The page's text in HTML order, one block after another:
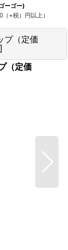
ーゴー)
（+税）円以上）
（定価
]
（定価